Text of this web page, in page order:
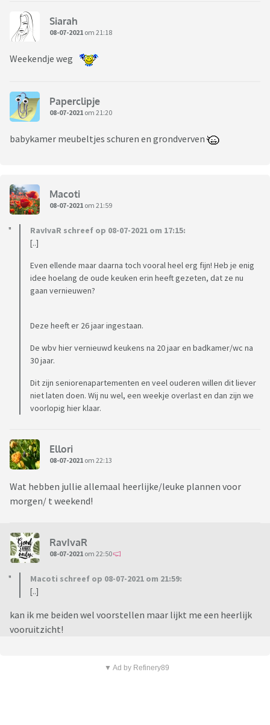
Siarah
08-07-2021 om 21:18
Weekendje weg
Paperclipje
08-07-2021 om 21:20
babykamer meubeltjes schuren en grondverven
Macoti
08-07-2021 om 21:59
RavIvaR schreef op 08-07-2021 om 17:15:
[..]
Even ellende maar daarna toch vooral heel erg fijn! Heb je enig
idee hoelang de oude keuken erin heeft gezeten, dat ze nu
gaan vernieuwen?
Deze heeft er 26 jaar ingestaan.
De wbv hier vernieuwd keukens na 20 jaar en badkamer/wc na
30 jaar.
Dit zijn seniorenapartementen en veel ouderen willen dit liever
niet laten doen. Wij nu wel, een weekje overlast en dan zijn we
voorlopig hier klaar.
Ellori
08-07-2021 om 22:13
Wat hebben jullie allemaal heerlijke/leuke plannen voor
morgen/ t weekend!
RavIvaR
08-07-2021 om 22:50
Macoti schreef op 08-07-2021 om 21:59:
[..]
kan ik me beiden wel voorstellen maar lijkt me een heerlijk
vooruitzicht!
▼ Ad by Refinery89